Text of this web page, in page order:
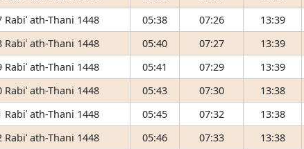
Rabiʿ ath-Thani 1448 05:38 07:26 13:39
Rabiʿ ath-Thani 1448 05:40 07:27 13:39
Rabiʿ ath-Thani 1448 05:41 07:29 13:39
Rabiʿ ath-Thani 1448 05:43 07:30 13:38
Rabiʿ ath-Thani 1448 05:45 07:32 13:38
Rabiʿ ath-Thani 1448 05:46 07:33 13:38